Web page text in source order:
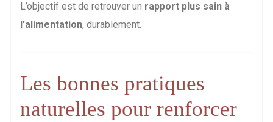
L’objectif est de retrouver un rapport plus sain à
l’alimentation, durablement.
Les bonnes pratiques
naturelles pour renforcer